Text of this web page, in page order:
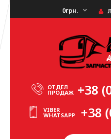
0грн.
ОТДЕЛ
ПРОДАЖ +38
VIBER
WHATSAPP +38